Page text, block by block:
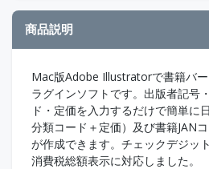
商品説明
Mac版Adobe Illustratorで書籍バ
ラグインソフトです。出版者記号
ド・定価を入力するだけで簡単に
分類コード＋定価）及び書籍JANコ
が作成できます。チェックデジッ
消費税総額表示に対応しました。